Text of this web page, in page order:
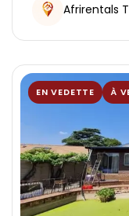
Afrirentals
EN VEDETTE À